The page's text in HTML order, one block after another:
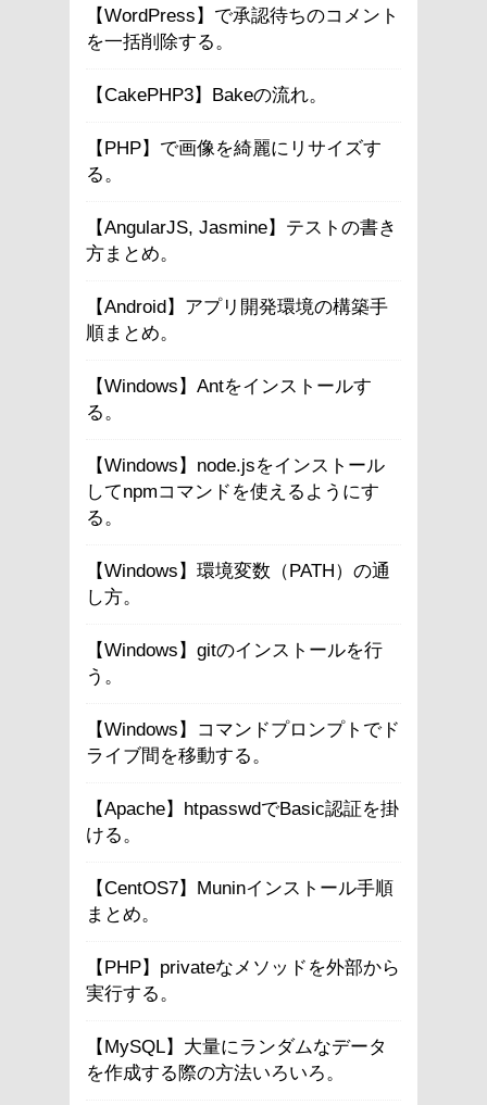
【WordPress】で承認待ちのコメント
を一括削除する。
【CakePHP3】Bakeの流れ。
【PHP】で画像を綺麗にリサイズす
る。
【AngularJS, Jasmine】テストの書き
方まとめ。
【Android】アプリ開発環境の構築手
順まとめ。
【Windows】Antをインストールす
る。
【Windows】node.jsをインストール
してnpmコマンドを使えるようにす
る。
【Windows】環境変数（PATH）の通
し方。
【Windows】gitのインストールを行
う。
【Windows】コマンドプロンプトでド
ライブ間を移動する。
【Apache】htpasswdでBasic認証を掛
ける。
【CentOS7】Muninインストール手順
まとめ。
【PHP】privateなメソッドを外部から
実行する。
【MySQL】大量にランダムなデータ
を作成する際の方法いろいろ。